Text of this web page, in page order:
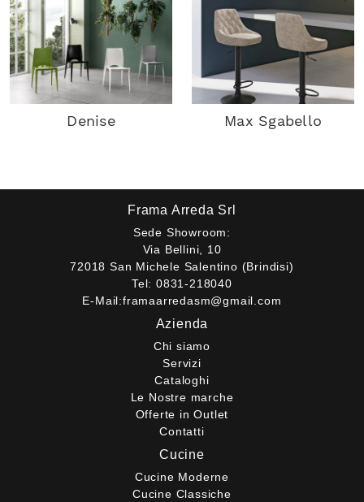
Denise Max Sgabello
Frama Arreda Srl
Sede Showroom:
Via Bellini, 10
72018 San Michele Salentino (Brindisi)
Tel: 0831-218040
E-Mail:framaarredasm@gmail.com
Azienda
Chi siamo
Servizi
Cataloghi
Le Nostre marche
Offerte in Outlet
Contatti
Cucine
Cucine Moderne
Cucine Classiche